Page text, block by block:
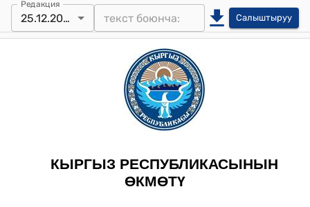
Редакция
25.12.2025 Салыштыруу